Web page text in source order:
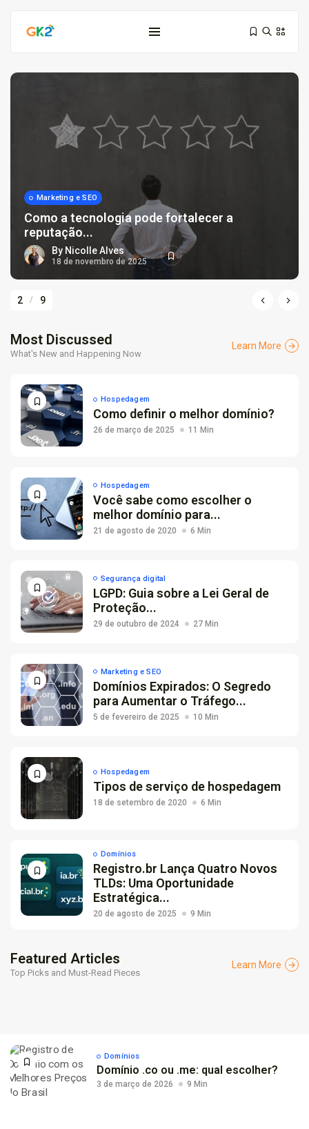
Domínio é investimento: proteja sua...
10 de março de 2026 6 Min
Domínio .co ou .me: qual...
26 de fevereiro de 2026
Marketing e SEO
Como a tecnologia pode fortalecer a
reputação...
By Nicolle Alves
18 de novembro de 2025
2 / 9
Most Discussed
What's New and Happening Now
Learn More
Hospedagem
Como definir o melhor domínio?
26 de março de 2025 11 Min
Hospedagem
Você sabe como escolher o
melhor domínio para...
21 de agosto de 2020 6 Min
Segurança digital
LGPD: Guia sobre a Lei Geral de
Proteção...
29 de outubro de 2024 27 Min
Marketing e SEO
Domínios Expirados: O Segredo
para Aumentar o Tráfego...
5 de fevereiro de 2025 10 Min
Hospedagem
Tipos de serviço de hospedagem
18 de setembro de 2020 6 Min
Domínios
Registro.br Lança Quatro Novos
TLDs: Uma Oportunidade
Estratégica...
20 de agosto de 2025 9 Min
Featured Articles
Top Picks and Must-Read Pieces
Learn More
Domínios
Domínio .co ou .me: qual escolher?
3 de março de 2026 9 Min